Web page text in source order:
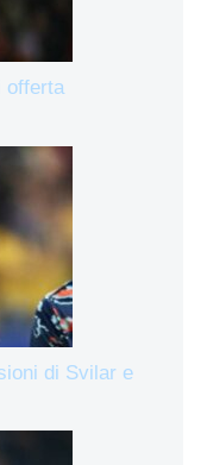
offerta
di Svilar e